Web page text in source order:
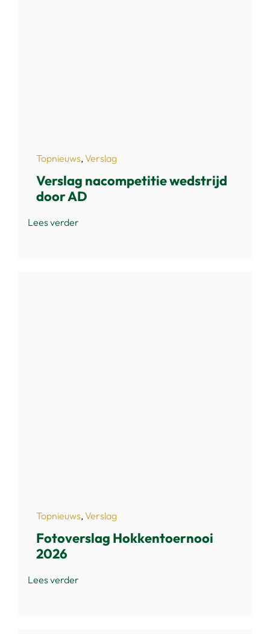
Topnieuws, Verslag
Verslag nacompetitie wedstrijd
door AD
Lees verder
Topnieuws, Verslag
Fotoverslag Hokkentoernooi
2026
Lees verder